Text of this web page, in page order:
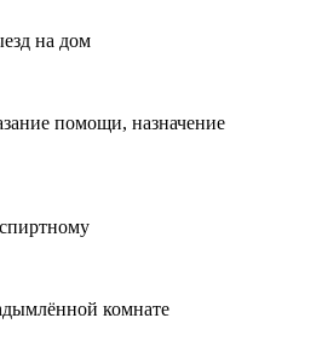
на дом
помощи, назначение